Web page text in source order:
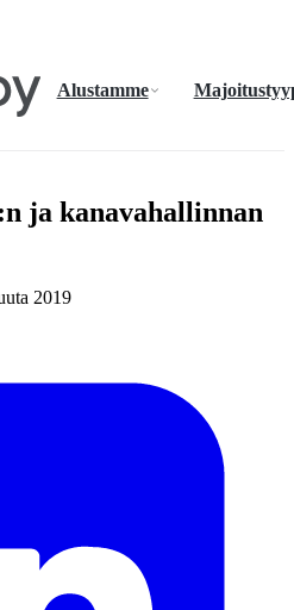
Alustamme
ja kanavahallinnan
2019